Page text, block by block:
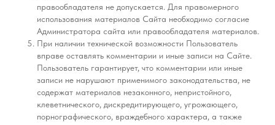
правообладателя не допускается. Для правомерного
использования материалов Сайта необходимо согласие
Администратора сайта или правообладателя материалов.
При наличии технической возможности Пользователь
вправе оставлять комментарии и иные записи на Сайте.
Пользователь гарантирует, что комментарии или иные
записи не нарушают применимого законодательства, не
содержат материалов незаконного, непристойного,
клеветнического, дискредитирующего, угрожающего,
порнографического, враждебного характера, а также